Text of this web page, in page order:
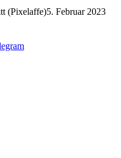
(Pixelaffe)5. Februar 2023